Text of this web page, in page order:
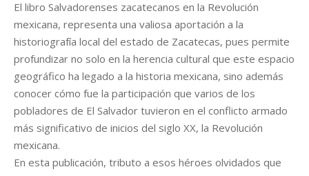
El libro Salvadorenses zacatecanos en la Revolución
mexicana, representa una valiosa aportación a la
historiografía local del estado de Zacatecas, pues permite
profundizar no solo en la herencia cultural que este espacio
geográfico ha legado a la historia mexicana, sino además
conocer cómo fue la participación que varios de los
pobladores de El Salvador tuvieron en el conflicto armado
más significativo de inicios del siglo XX, la Revolución
mexicana.
En esta publicación, tributo a esos héroes olvidados que